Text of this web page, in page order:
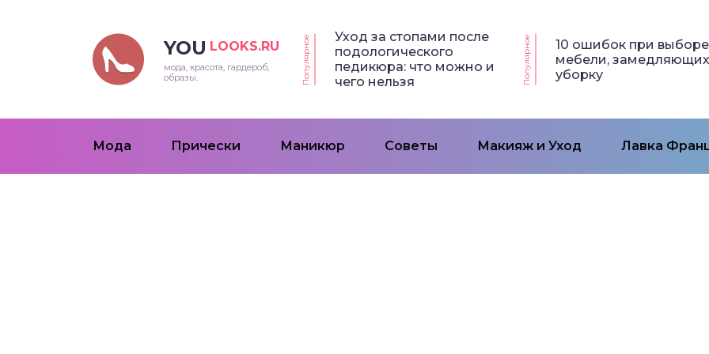
YOU LOOKS.RU
мода, красота, гардероб,
образы.
Популярное
Уход за стопами после
подологического
педикюра: что можно и
чего нельзя
Популярное
10 ошибок при выборе
мебели, замедляющих
уборку
Мода Прически Маникюр Советы Макияж и Уход Лавка